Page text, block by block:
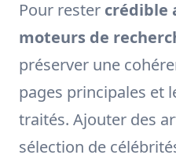
Pour rester crédible
moteurs de
préserver une
pages principales et
traités. Ajouter des
sélection de